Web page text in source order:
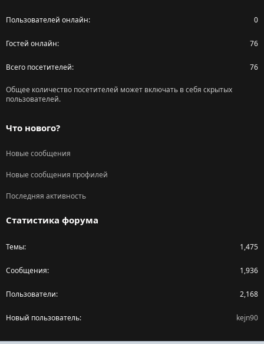
Пользователей онлайн 0
Гостей онлайн 76
Всего посетителей 76
Общее количество посетителей может включать в себя скрытых
пользователей.
Что нового?
Новые сообщения
Новые сообщения профилей
Последняя активность
Статистика форума
Темы 1,475
Сообщения 1,936
Пользователи 2,168
Новый пользователь kejn90